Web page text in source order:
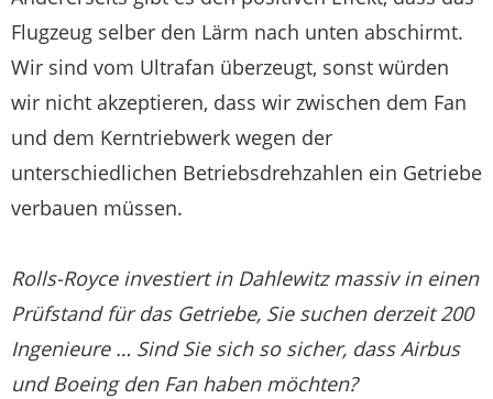
Flugzeug selber den Lärm nach unten abschirmt.
Wir sind vom Ultrafan überzeugt, sonst würden
wir nicht akzeptieren, dass wir zwischen dem Fan
und dem Kerntriebwerk wegen der
unterschiedlichen Betriebsdrehzahlen ein Getriebe
verbauen müssen.
Rolls-Royce investiert in Dahlewitz massiv in einen
Prüfstand für das Getriebe, Sie suchen derzeit 200
Ingenieure … Sind Sie sich so sicher, dass Airbus
und Boeing den Fan haben möchten?